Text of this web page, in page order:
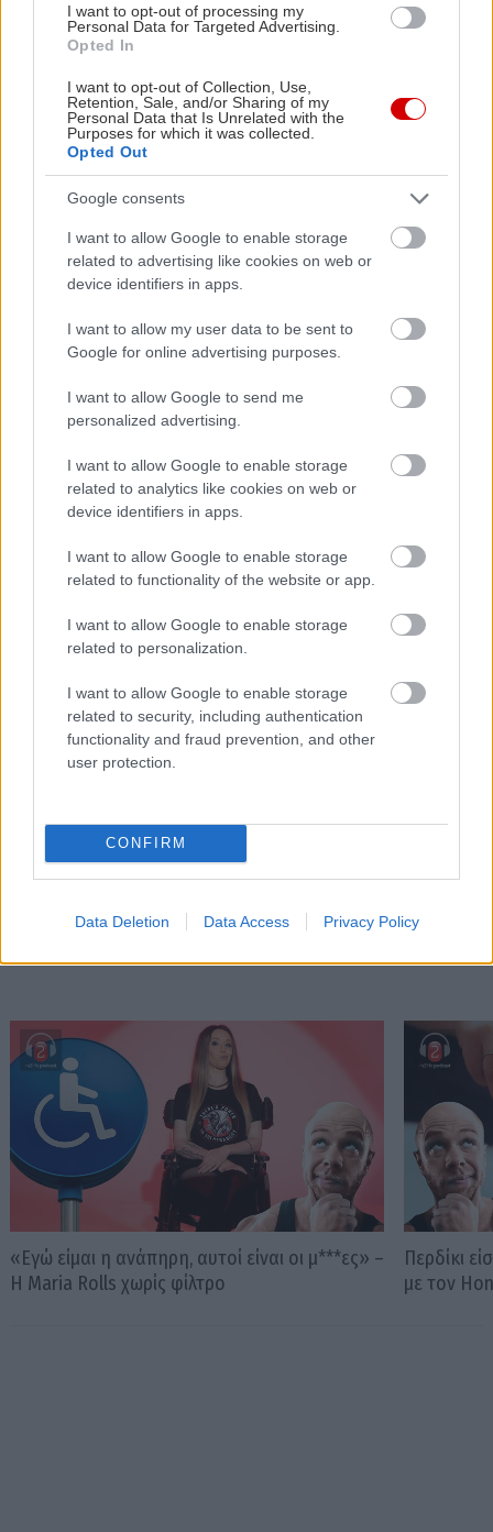
I want to opt-out of processing my
Personal Data for Targeted Advertising.
Opted In
I want to opt-out of Collection, Use,
Retention, Sale, and/or Sharing of my
Personal Data that Is Unrelated with the
Purposes for which it was collected.
Opted Out
Google consents
I want to allow Google to enable storage
related to advertising like cookies on web or
device identifiers in apps.
I want to allow my user data to be sent to
Google for online advertising purposes.
I want to allow Google to send me
personalized advertising.
I want to allow Google to enable storage
related to analytics like cookies on web or
device identifiers in apps.
I want to allow Google to enable storage
related to functionality of the website or app.
I want to allow Google to enable storage
related to personalization.
I want to allow Google to enable storage
related to security, including authentication
functionality and fraud prevention, and other
user protection.
CONFIRM
Data Deletion Data Access Privacy Policy
Διαβάστε επίσης
Μείνε Αύγουστο στην Αθήνα κι άσε τους
«Εγώ είμαι η ανάπηρη, αυτοί είναι οι μ***ες» –
Η Maria Rolls χωρίς φίλτρο
Περδίκι
με τον